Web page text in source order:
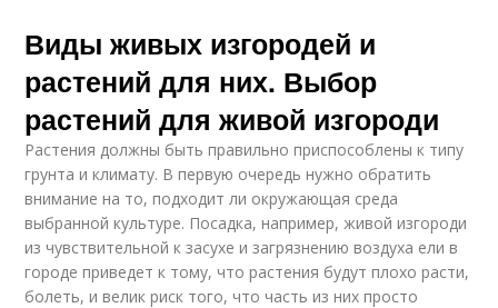
Виды живых изгородей и
растений для них. Выбор
растений для живой изгороди
Растения должны быть правильно приспособлены к типу
грунта и климату. В первую очередь нужно обратить
внимание на то, подходит ли окружающая среда
выбранной культуре. Посадка, например, живой изгороди
из чувствительной к засухе и загрязнению воздуха ели в
городе приведет к тому, что растения будут плохо расти,
болеть, и велик риск того, что часть из них просто